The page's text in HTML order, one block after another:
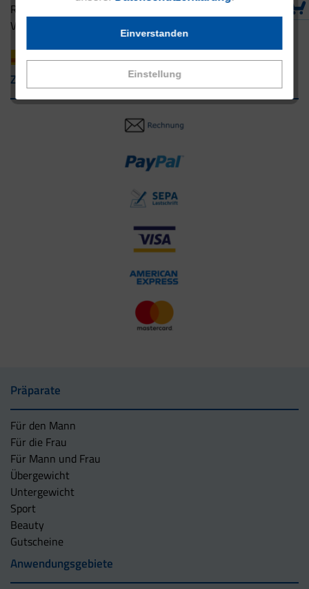
Einstellung
Einverstanden
Rücksendung
Versandpartner innerhalb Deutschlands
Zahlungsarten
Präparate
Für den Mann
Für die Frau
Für Mann und Frau
Übergewicht
Untergewicht
Sport
Beauty
Gutscheine
Anwendungsgebiete